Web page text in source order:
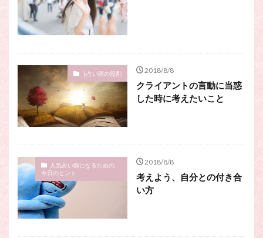
├占い師の役割 2018/8/8
クライアントの言動に当惑
した時に考えたいこと
人気占い師になるための、
今日のヒント
2018/8/8
考えよう、自分との付き合
い方